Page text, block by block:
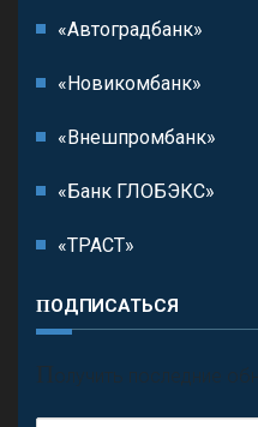
«Автоградбанк»
«Новикомбанк»
«Внешпромбанк»
«Банк ГЛОБЭКС»
«ТРАСТ»
ПОДПИСАТЬСЯ
П олучить последние